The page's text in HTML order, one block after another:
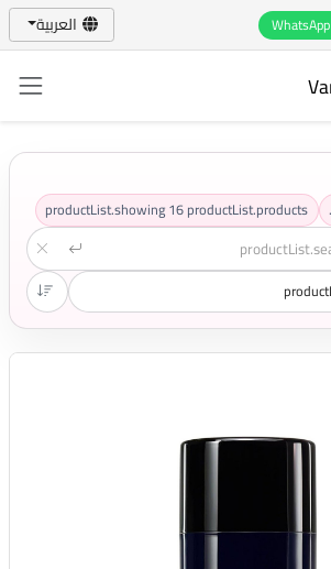
WhatsApp العربية
productList.showing16productList.products